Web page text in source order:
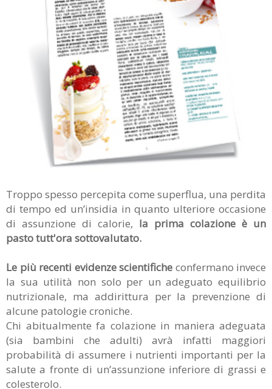
Troppo spesso percepita come superflua, una perdita
di tempo ed un’insidia in quanto ulteriore occasione
di assunzione di calorie, la prima colazione è un
pasto tutt'ora sottovalutato.
Le più recenti evidenze scientifiche confermano invece
la sua utilità non solo per un adeguato equilibrio
nutrizionale, ma addirittura per la prevenzione di
alcune patologie croniche.
Chi abitualmente fa colazione in maniera adeguata
(sia bambini che adulti) avrà infatti maggiori
probabilità di assumere i nutrienti importanti per la
salute a fronte di un’assunzione inferiore di grassi e
colesterolo.